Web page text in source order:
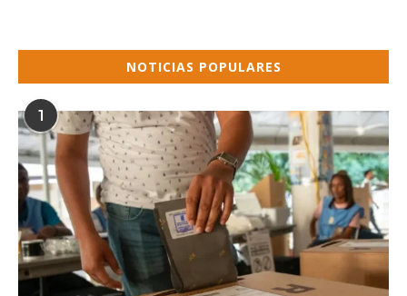
NOTICIAS POPULARES
1